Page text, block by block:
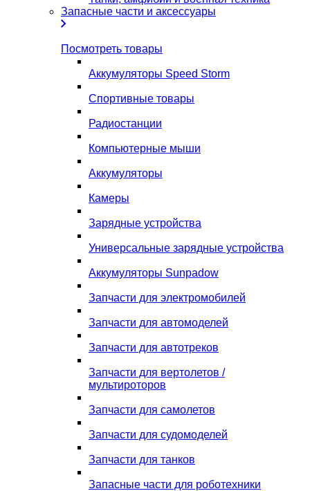
Запасные части и аксессуары
Посмотреть товары
Аккумуляторы Speed Storm
Спортивные товары
Радиостанции
Компьютерные мыши
Аккумуляторы
Камеры
Зарядные устройства
Универсальные зарядные устройства
Аккумуляторы Sunpadow
Запчасти для электромобилей
Запчасти для автомоделей
Запчасти для автотреков
Запчасти для вертолетов /
мультироторов
Запчасти для самолетов
Запчасти для судомоделей
Запчасти для танков
Запасные части для роботехники